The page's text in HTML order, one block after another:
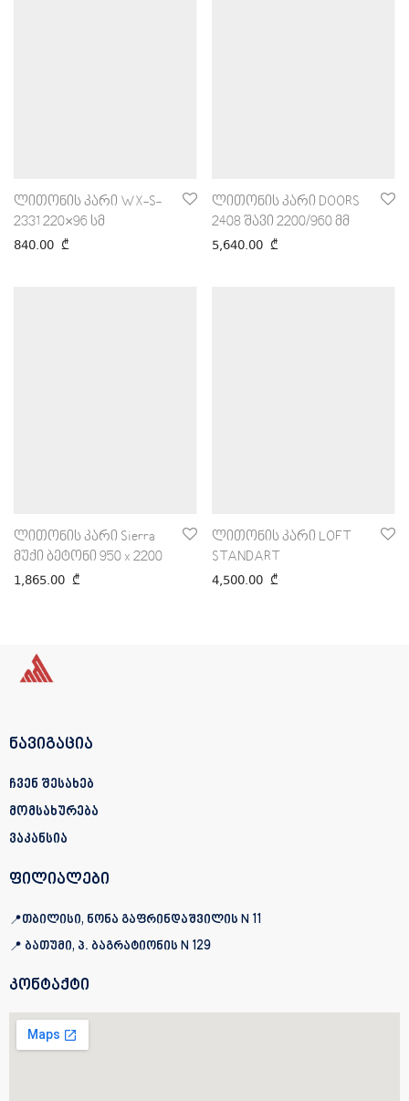
ლითონის კარი WX-S-
2331 220×96 სმ
840.00 ₾
ლითონის კარი DOORS
2408 შავი 2200/960 მმ
5,640.00 ₾
ლითონის კარი Sierra
მუქი ბეტონი 950 x 2200
1,865.00 ₾
ლითონის კარი LOFT
STANDART
4,500.00 ₾
ნავიგაცია
ჩვენ შესახებ
მომსახურება
ვაკანსია
ფილიალები
თბილისი, ნონა გაფრინდაშვილის N 11
ბათუმი, პ. ბაგრატიონისN 129
კონტაქტი